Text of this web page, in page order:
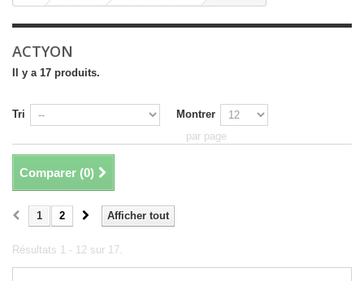
ACTYON
Il y a 17 produits.
Tri
Montrer
par page
Comparer (0)
Afficher tout
1 2
Résultats 1 - 12 sur 17.